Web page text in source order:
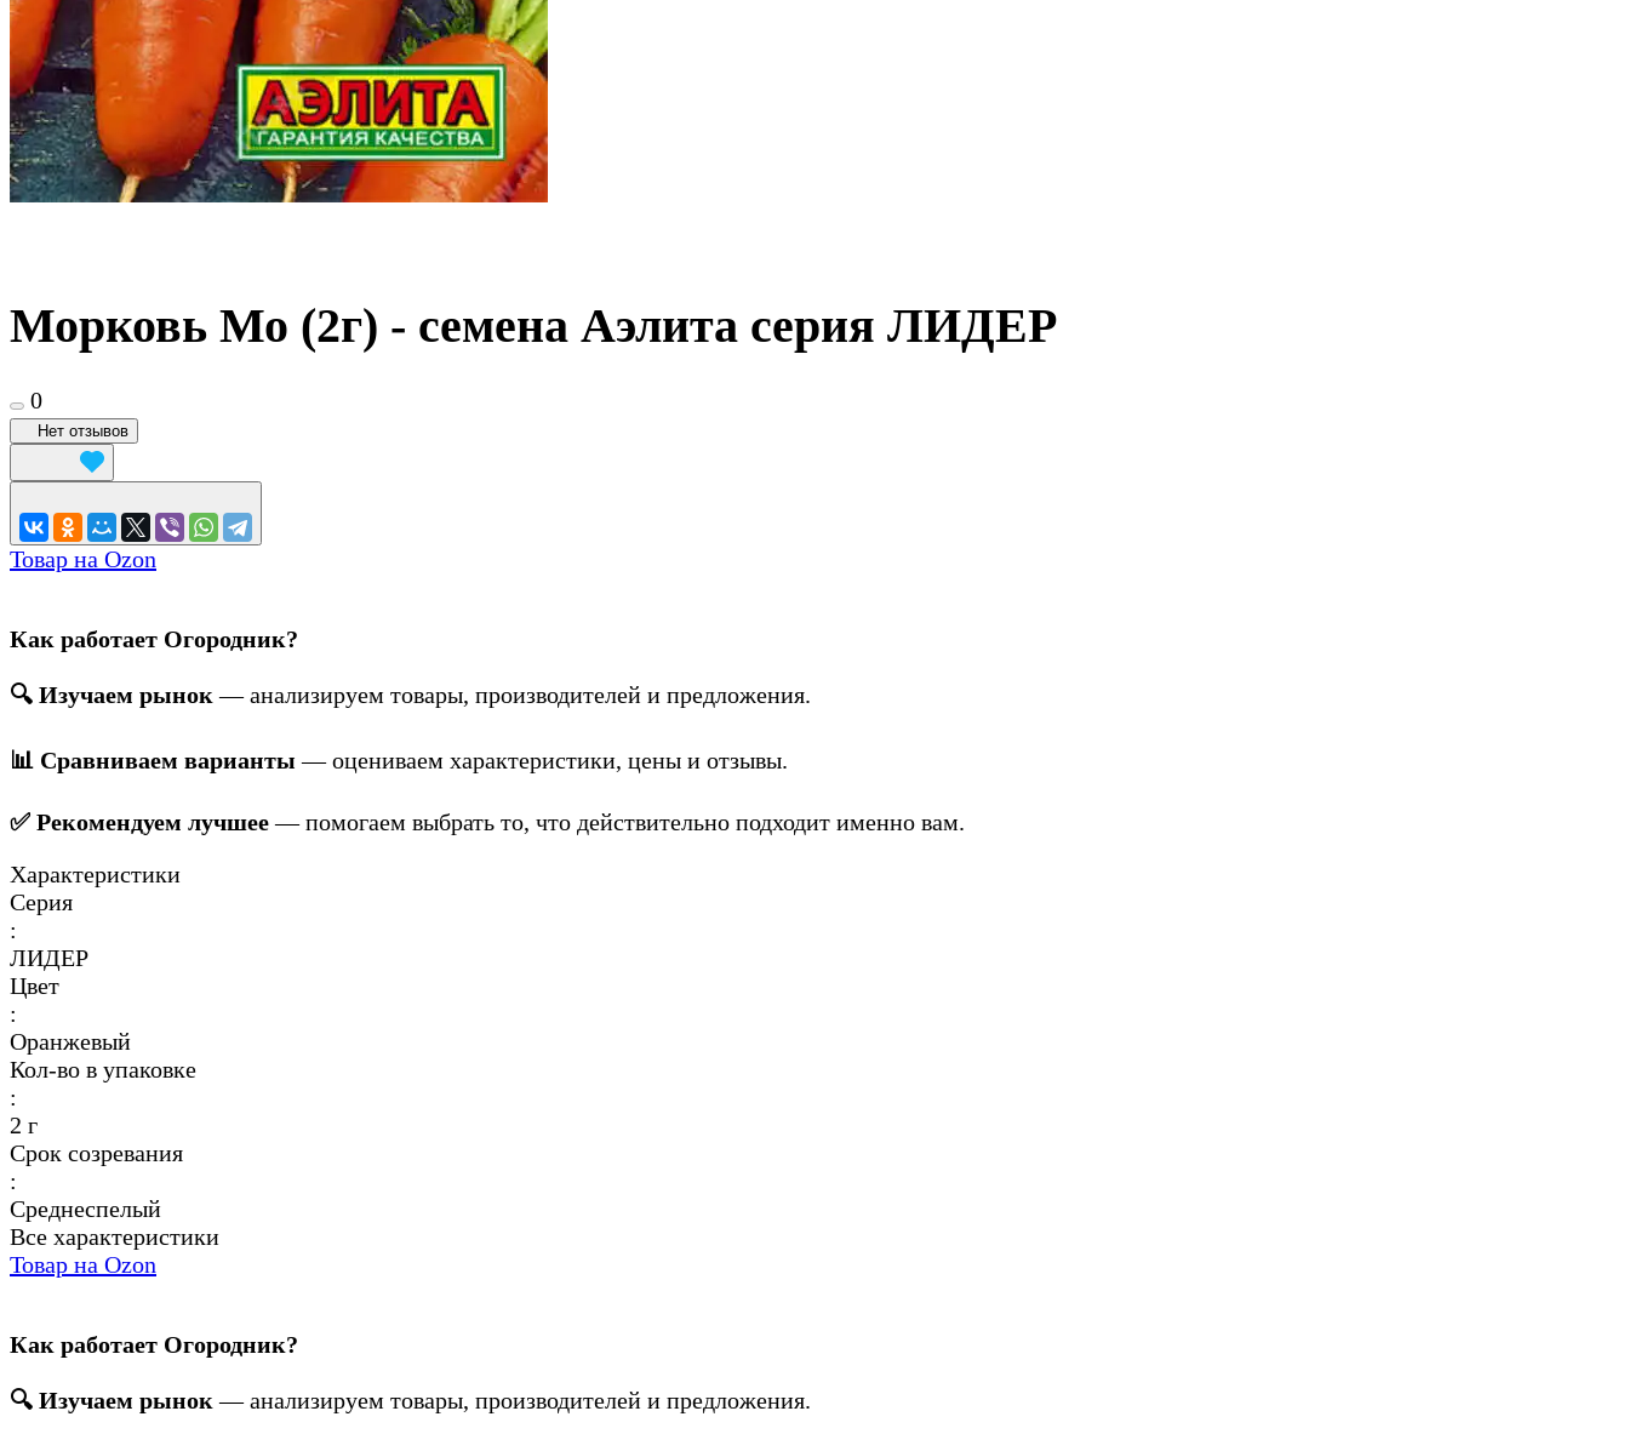
Морковь Мо (2г) - семена Аэлита серия ЛИДЕР
0
Нет отзывов
Товар на Ozon
Как работает Огородник?
🔍 Изучаем рынок — анализируем товары, производителей и предложения.
📊 Сравниваем варианты — оцениваем характеристики, цены и отзывы.
✅ Рекомендуем лучшее— помогаем выбрать то, что действительно подходит именно вам.
Характеристики
Серия
:
ЛИДЕР
Цвет
:
Оранжевый
Кол-во в упаковке
:
2 г
Срок созревания
:
Среднеспелый
Все характеристики
Товар на Ozon
Как работает Огородник?
🔍 Изучаем рынок — анализируем товары, производителей и предложения.